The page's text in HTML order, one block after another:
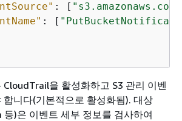
: [ "s3.amazonaws.com"
: [
CloudTrail을 활성화하고 S3 관리 이벤
합니다(기본적으로 활성화됨). 대상
등)은 이벤트 세부 정보를 검사하여